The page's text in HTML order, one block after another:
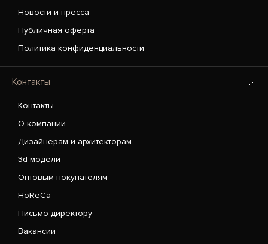
Новости и пресса
Публичная оферта
Политика конфиденциальности
Контакты
Контакты
О компании
Дизайнерам и архитекторам
3d-модели
Оптовым покупателям
HoReCa
Письмо директору
Вакансии